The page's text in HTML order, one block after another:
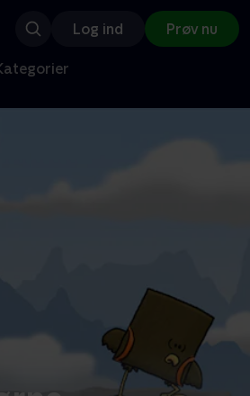
Log ind Prøv nu